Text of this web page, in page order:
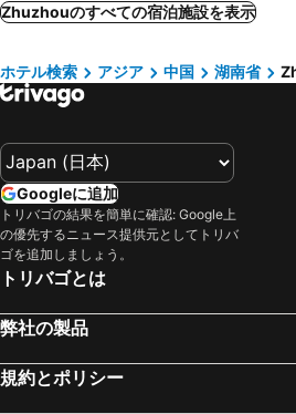
Zhuzhouのすべての宿泊施設を表示
ホテル検索 アジア 中国 湖南省
Googleに追加
トリバゴの結果を簡単に確認: Google上
の優先するニュース提供元としてトリバ
ゴを追加しましょう。
トリバゴとは
弊社の製品
規約とポリシー